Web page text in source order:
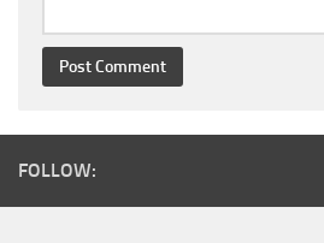
FOLLOW: